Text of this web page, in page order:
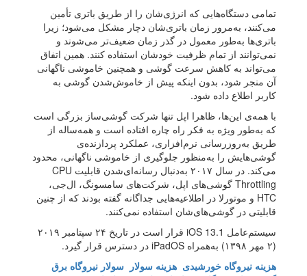
تمامی دستگاه‌هایی که انرژی‌شان را از طریق باتری تأمین
می‌کنند، به‌مرور زمان باتری‌شان دچار مشکل می‌شود؛ زیرا
باتری‌ها به‌طور معمول در گذر زمان ضعیف‌تر می‌شوند و
نمی‌توانند از تمام ظرفیت خودشان استفاده کنند. همین اتفاق
می‌تواند به کاهش سرعت گوشی و همچنین خاموشی ناگهانی
آن منجر شود، بدون اینکه پیش از خاموش‌شدن گوشی به
کاربر اطلاع داده شود.
با همه‌ی این‌ها، ظاهرا اپل تنها شرکت گوشی‌ساز بزرگی است
که به‌طور ویژه به فکر راه چاره افتاده است و همه‌ساله از
طریق به‌روزرسانی نرم‌افزاری، عملکرد پردازنده‌ی
گوشی‌هایش را به‌منظور جلوگیری از خاموشی ناگهانی، محدود
می‌کند. در سال ۲۰۱۷ به‌دنبال رسانه‌ای‌شدن قابلیت CPU
Throttling گوشی‌های اپل، شرکت‌های سامسونگ، ال‌جی،
HTC و موتورلا در اطلاعیه‌هایی جداگانه گفته بودند که از چنین
قابلیتی در گوشی‌های‌شان استفاده نمی‌کنند.
سیستم‌عامل iOS 13.1 قرار است در تاریخ ۲۴ سپتامبر ۲۰۱۹
(۲ مهر ۱۳۹۸) به‌همراه iPadOS در دسترس قرار گیرد.
هزینه نیروگاه خورشیدی هزینه سولار سولار نیروگاه برق